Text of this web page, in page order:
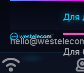
Для
Для